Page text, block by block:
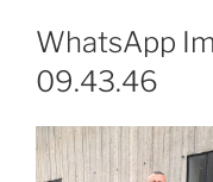
WhatsApp
09.43.46